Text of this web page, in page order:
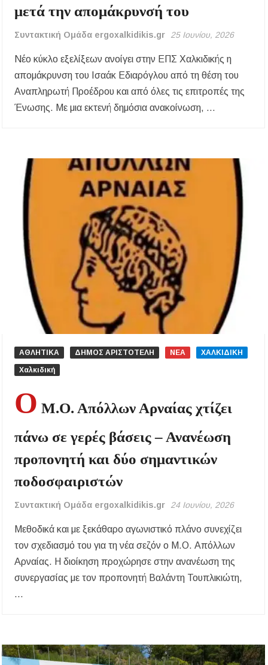
μετά την απομάκρυνσή του
Συντακτική Ομάδα ergoxalkidikis.gr 25 Ιουνίου, 2026
Νέο κύκλο εξελίξεων ανοίγει στην ΕΠΣ Χαλκιδικής η
απομάκρυνση του Ισαάκ Εδιαρόγλου από τη θέση του
Αναπληρωτή Προέδρου και από όλες τις επιτροπές της
Ένωσης. Με μια εκτενή δημόσια ανακοίνωση, …
ΑΘΛΗΤΙΚΑ ΔΗΜΟΣ ΑΡΙΣΤΟΤΕΛΗ ΝΕΑ ΧΑΛΚΙΔΙΚΗ
Χαλκιδική
Ο Μ.Ο. Απόλλων Αρναίας χτίζει
πάνω σε γερές βάσεις – Ανανέωση
προπονητή και δύο σημαντικών
ποδοσφαιριστών
Συντακτική Ομάδα ergoxalkidikis.gr 24 Ιουνίου, 2026
Μεθοδικά και με ξεκάθαρο αγωνιστικό πλάνο συνεχίζει
τον σχεδιασμό του για τη νέα σεζόν ο Μ.Ο. Απόλλων
Αρναίας. Η διοίκηση προχώρησε στην ανανέωση της
συνεργασίας με τον προπονητή Βαλάντη Τουπλικιώτη,
…